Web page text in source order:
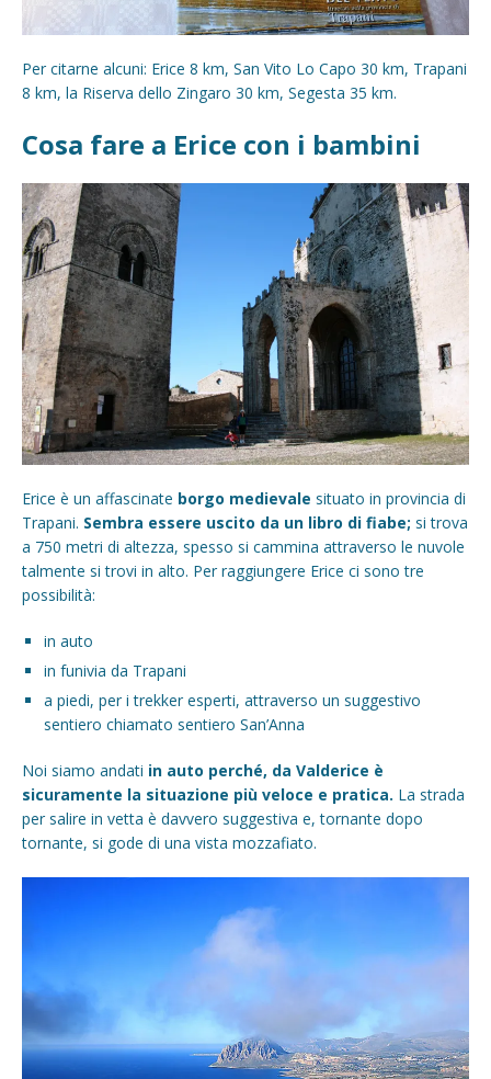
Per citarne alcuni: Erice 8 km, San Vito Lo Capo 30 km, Trapani
8 km, la Riserva dello Zingaro 30 km, Segesta 35 km.
Cosa fare a Erice con i bambini
Erice è un affascinate borgo medievale situato in provincia di
Trapani. Sembra essere uscito da un libro di fiabe; si trova
a 750 metri di altezza, spesso si cammina attraverso le nuvole
talmente si trovi in alto. Per raggiungere Erice ci sono tre
possibilità:
in auto
in funivia da Trapani
a piedi, per i trekker esperti, attraverso un suggestivo
sentiero chiamato sentiero San’Anna
Noi siamo andati in auto perché, da Valderice è
sicuramente la situazione più veloce e pratica. La strada
per salire in vetta è davvero suggestiva e, tornante dopo
tornante, si gode di una vista mozzafiato.